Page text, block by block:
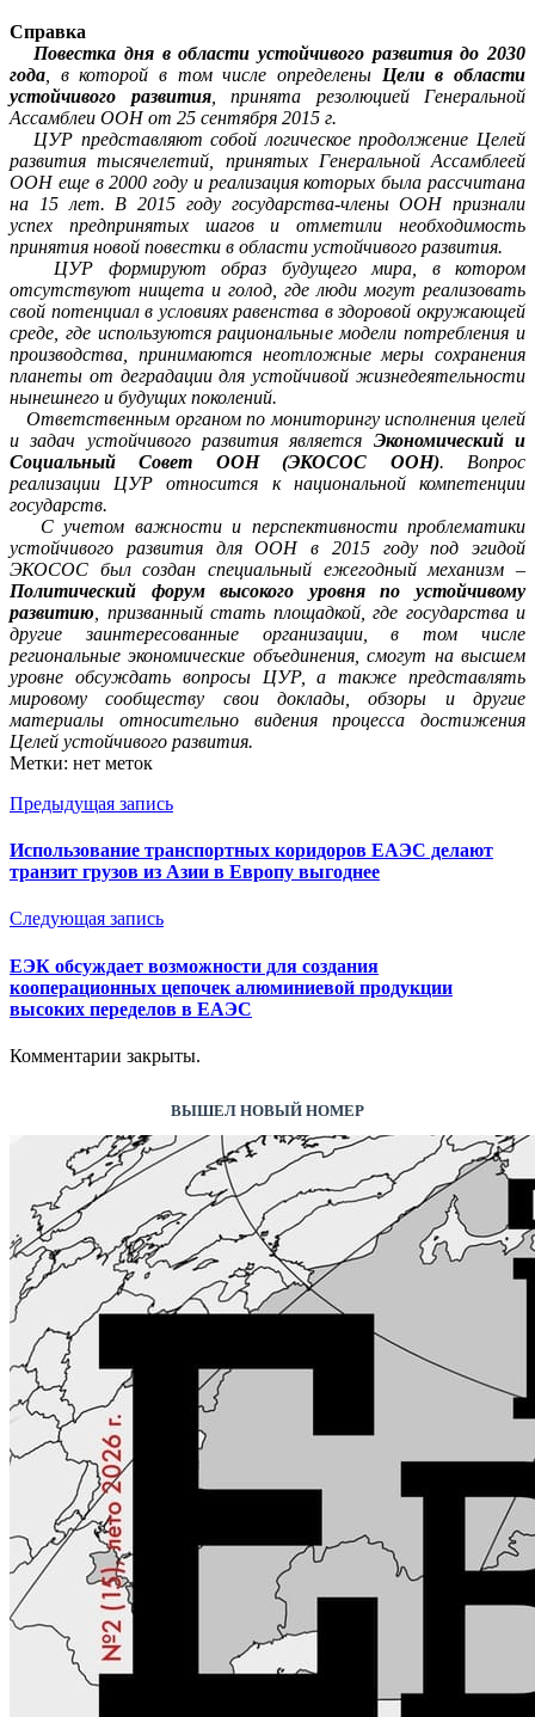
Справка
Повестка дня в области устойчивого развития до 2030
года , в которой в том числе определены Цели в области
устойчивого развития, принята резолюцией Генеральной
Ассамблеи ООН от 25 сентября 2015 г.
ЦУР представляют собой логическое продолжение Целей
развития тысячелетий, принятых Генеральной Ассамблеей
ООН еще в 2000 году и реализация которых была рассчитана
на 15 лет. В 2015 году государства-члены ООН признали
успех предпринятых шагов и отметили необходимость
принятия новой повестки в области устойчивого развития.
ЦУР формируют образ будущего мира, в котором
отсутствуют нищета и голод, где люди могут реализовать
свой потенциал в условиях равенства в здоровой окружающей
среде, где используются рациональные модели потребления и
производства, принимаются неотложные меры сохранения
планеты от деградации для устойчивой жизнедеятельности
нынешнего и будущих поколений.
Ответственным органом по мониторингу исполнения целей
и задач устойчивого развития является Экономический и
Социальный Совет ООН (ЭКОСОС ООН). Вопрос
реализации ЦУР относится к национальной компетенции
государств.
С учетом важности и перспективности проблематики
устойчивого развития для ООН в 2015 году под эгидой
ЭКОСОС был создан специальный ежегодный механизм –
Политический форум высокого уровня
по устойчивому
развитию , призванный стать площадкой, где государства и
другие заинтересованные организации, в том числе
региональные экономические объединения, смогут на высшем
уровне обсуждать вопросы ЦУР, а также представлять
мировому сообществу свои доклады, обзоры и другие
материалы относительно видения процесса достижения
Целей устойчивого развития.
Метки: нет меток
Предыдущая запись
Использование транспортных коридоров ЕАЭС делают
транзит грузов из Азии в Европу выгоднее
Следующая запись
ЕЭК обсуждает возможности для создания
кооперационных цепочек алюминиевой продукции
высоких переделов в ЕАЭС
Комментарии закрыты.
ВЫШЕЛ НОВЫЙ НОМЕР